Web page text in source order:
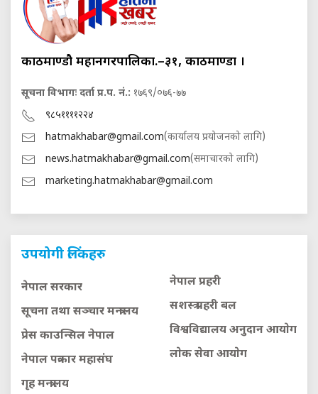
काठमाण्डौ महानगरपालिका.–३१, काठमाण्डौं ।
सूचना विभागः दर्ता प्र.प. नं.: १७६९/०७६-७७
९८५११११२२४
hatmakhabar@gmail.com(कार्यालय प्रयोजनको लागि)
news.hatmakhabar@gmail.com(समाचारको लागि)
marketing.hatmakhabar@gmail.com
उपयोगी लिंकहरु
नेपाल सरकार
सूचना तथा सञ्चार मन्त्रालय
प्रेस काउन्सिल नेपाल
नेपाल पत्रकार महासंघ
गृह मन्त्रालय
नेपाल प्रहरी
सशस्त्र प्रहरी बल
विश्वविद्यालय अनुदान आयाेग
लाेक सेवा आयाेग